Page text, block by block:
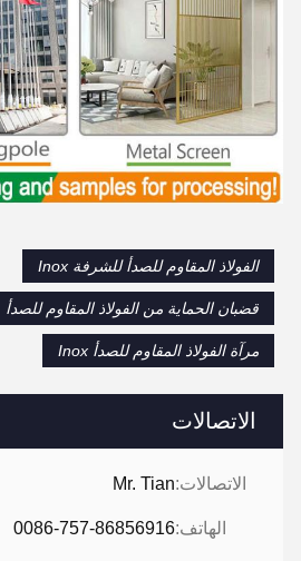
الاتصالات
الاتصالات:Mr. Tian
الهاتف:0086-757-86856916
الفولاذ المقاوم للصدأ للشرفة Inox
قضبان الحماية من الفولاذ المقاوم للصدأ
مرآة الفولاذ المقاوم للصدأ Inox